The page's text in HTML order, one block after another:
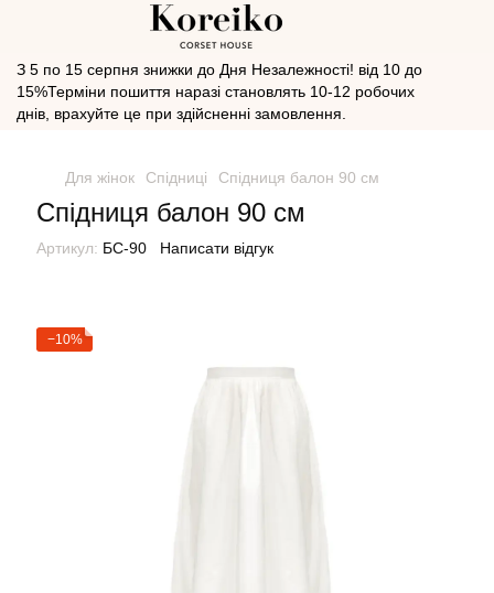
З 5 по 15 серпня знижки до Дня Незалежності! від 10 до
15%Терміни пошиття наразі становлять 10-12 робочих
днів, врахуйте це при здійсненні замовлення.
Для жінок Спідниці Спідниця балон 90 см
Спідниця балон 90 см
Артикул: БС-90 Написати відгук
−10%